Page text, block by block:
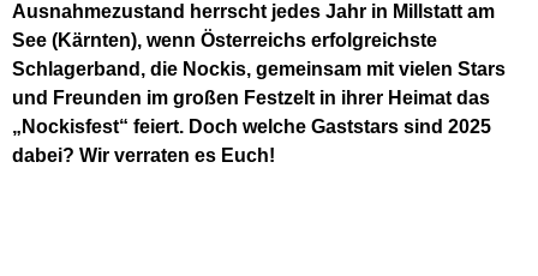
Ausnahmezustand herrscht jedes Jahr in Millstatt am
See (Kärnten), wenn Österreichs erfolgreichste
Schlagerband, die Nockis, gemeinsam mit vielen Stars
und Freunden im großen Festzelt in ihrer Heimat das
„Nockisfest“ feiert. Doch welche Gaststars sind 2025
dabei? Wir verraten es Euch!